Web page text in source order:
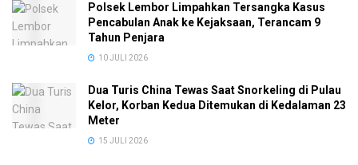
Polsek Lembor Limpahkan Tersangka Kasus
Pencabulan Anak ke Kejaksaan, Terancam 9
Tahun Penjara
10 JULI 2026
Dua Turis China Tewas Saat Snorkeling di Pulau
Kelor, Korban Kedua Ditemukan di Kedalaman 23
Meter
15 JULI 2026